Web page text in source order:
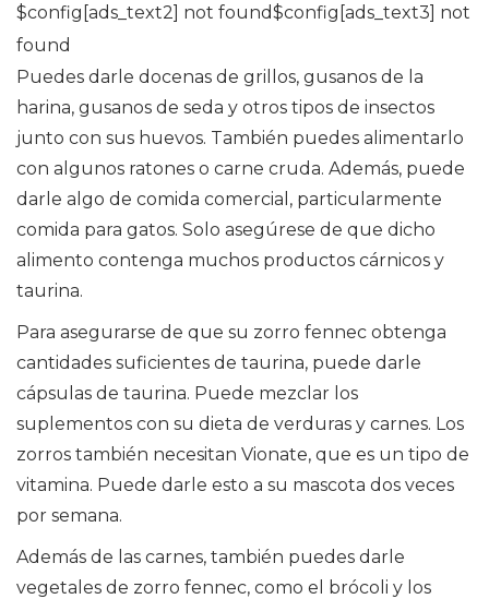
$config[ads_text2] not found$config[ads_text3] not
found
Puedes darle docenas de grillos, gusanos de la
harina, gusanos de seda y otros tipos de insectos
junto con sus huevos. También puedes alimentarlo
con algunos ratones o carne cruda. Además, puede
darle algo de comida comercial, particularmente
comida para gatos. Solo asegúrese de que dicho
alimento contenga muchos productos cárnicos y
taurina.
Para asegurarse de que su zorro fennec obtenga
cantidades suficientes de taurina, puede darle
cápsulas de taurina. Puede mezclar los
suplementos con su dieta de verduras y carnes. Los
zorros también necesitan Vionate, que es un tipo de
vitamina. Puede darle esto a su mascota dos veces
por semana.
Además de las carnes, también puedes darle
vegetales de zorro fennec, como el brócoli y los